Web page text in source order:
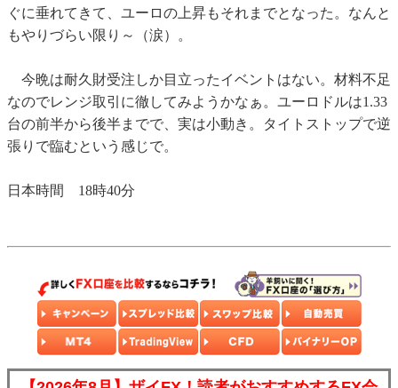
ぐに垂れてきて、ユーロの上昇もそれまでとなった。なんと
もやりづらい限り～（涙）。
今晩は耐久財受注しか目立ったイベントはない。材料不足
なのでレンジ取引に徹してみようかなぁ。ユーロドルは1.33
台の前半から後半までで、実は小動き。タイトストップで逆
張りで臨むという感じで。
日本時間 18時40分